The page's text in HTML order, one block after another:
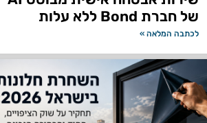
של חברת Bond ללא עלות
לכתבה המלאה »